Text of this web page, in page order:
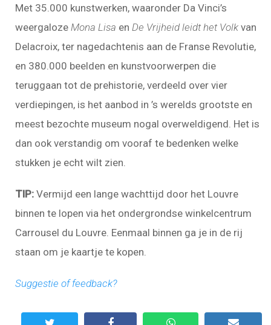
Met 35.000 kunstwerken, waaronder Da Vinci’s
weergaloze Mona Lisa en De Vrijheid leidt het Volk van
Delacroix, ter nagedachtenis aan de Franse Revolutie,
en 380.000 beelden en kunstvoorwerpen die
teruggaan tot de prehistorie, verdeeld over vier
verdiepingen, is het aanbod in ’s werelds grootste en
meest bezochte museum nogal overweldigend. Het is
dan ook verstandig om vooraf te bedenken welke
stukken je echt wilt zien.
TIP: Vermijd een lange wachttijd door het Louvre
binnen te lopen via het ondergrondse winkelcentrum
Carrousel du Louvre. Eenmaal binnen ga je in de rij
staan om je kaartje te kopen.
Suggestie of feedback?